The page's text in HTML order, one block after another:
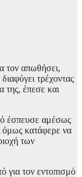
τον απωθήσει,
τρέχοντας
της, έπεσε και
έσπευσε αμέσως
όμως κατάφερε να
των
για τον εντοπισμό